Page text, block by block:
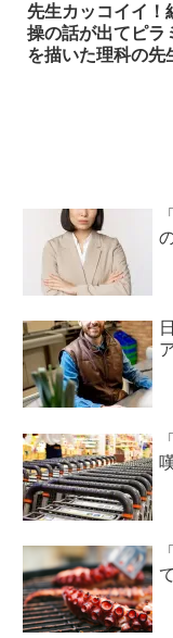
先生カッコイイ！
操の話が出てピラ
を描いた理科の先